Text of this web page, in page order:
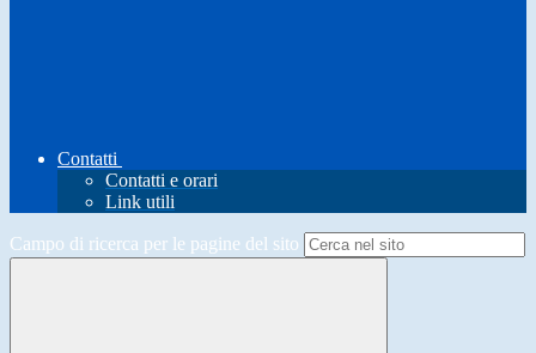
Contatti
Contatti e orari
Link utili
Campo di ricerca per le pagine del sito